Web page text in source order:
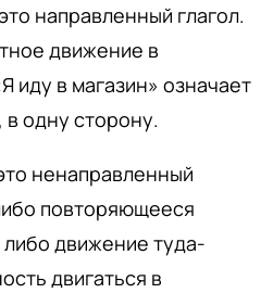
направленный глагол.
движение в
иду в магазин» означает
в одну сторону.
ненаправленный
повторяющееся
движение туда-
двигаться в